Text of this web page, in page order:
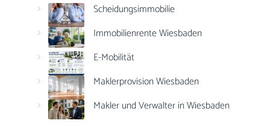
Scheidungsimmobilie
Immobilienrente Wiesbaden
E-Mobilität
Maklerprovision Wiesbaden
Makler und Verwalter in Wiesbaden